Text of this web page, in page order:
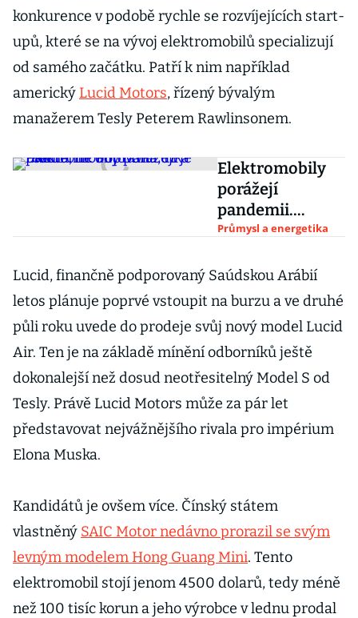
konkurence v podobě rychle se rozvíjejících start-
upů, které se na vývoj elektromobilů specializují
od samého začátku. Patří k nim například
americký Lucid Motors, řízený bývalým
manažerem Tesly Peterem Rawlinsonem.
Elektromobily
porážejí
pandemii.
Poptávka už je
dotovaná, říká
PwC
Průmysl a energetika
Lucid, finančně podporovaný Saúdskou Arábií
letos plánuje poprvé vstoupit na burzu a ve druhé
půli roku uvede do prodeje svůj nový model Lucid
Air. Ten je na základě mínění odborníků ještě
dokonalejší než dosud neotřesitelný Model S od
Tesly. Právě Lucid Motors může za pár let
představovat nejvážnějšího rivala pro impérium
Elona Muska.
Kandidátů je ovšem více. Čínský státem
vlastněný SAIC Motor nedávno prorazil se svým
levným modelem Hong Guang Mini. Tento
elektromobil stojí jenom 4500 dolarů, tedy méně
než 100 tisíc korun a jeho výrobce v lednu prodal